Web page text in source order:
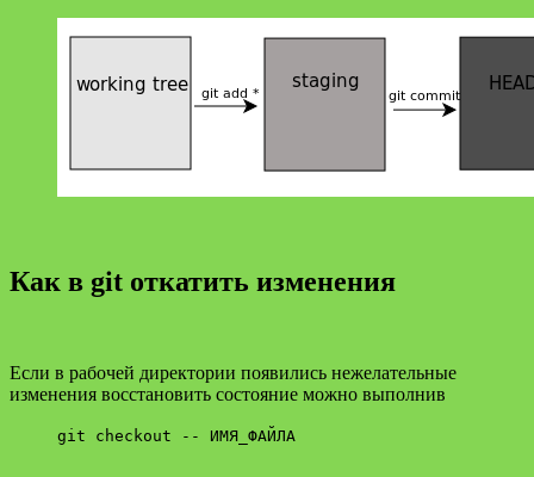
Как в git откатить изменения
Если в рабочей директории появились нежелательные
изменения восстановить состояние можно выполнив
git checkout -- ИМЯ_ФАЙЛА